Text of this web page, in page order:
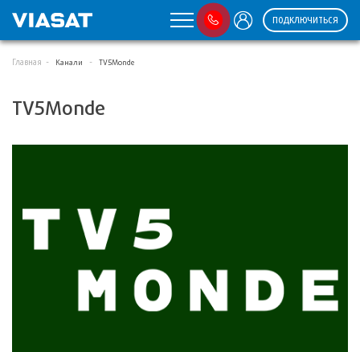
ПОДКЛЮЧИТЬСЯ
Главная Канали TV5Monde
TV5Monde